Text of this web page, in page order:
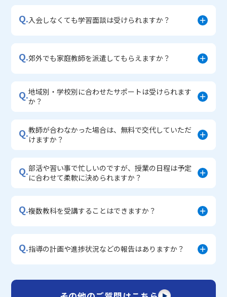
・学習習慣定着コース
Q.入会しなくても学習面談は受けられますか？
Q.郊外でも家庭教師を派遣してもらえますか？
Q.地域別・学校別に合わせたサポートは受けられます
か？
Q.教師が合わなかった場合は、無料で交代していただ
けますか？
Q.部活や習い事で忙しいのですが、授業の日程は予定
に合わせて柔軟に決められますか？
Q.複数教科を受講することはできますか？
Q.指導の計画や進捗状況などの報告はありますか？